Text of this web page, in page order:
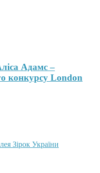
Адамс –
конкурсу London